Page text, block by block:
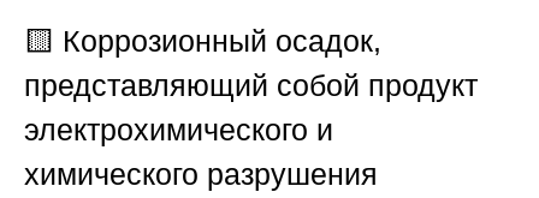
🟨 Коррозионный осадок,
представляющий собой продукт
электрохимического и
химического разрушения